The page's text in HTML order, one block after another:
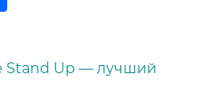
Stand Up — лучший